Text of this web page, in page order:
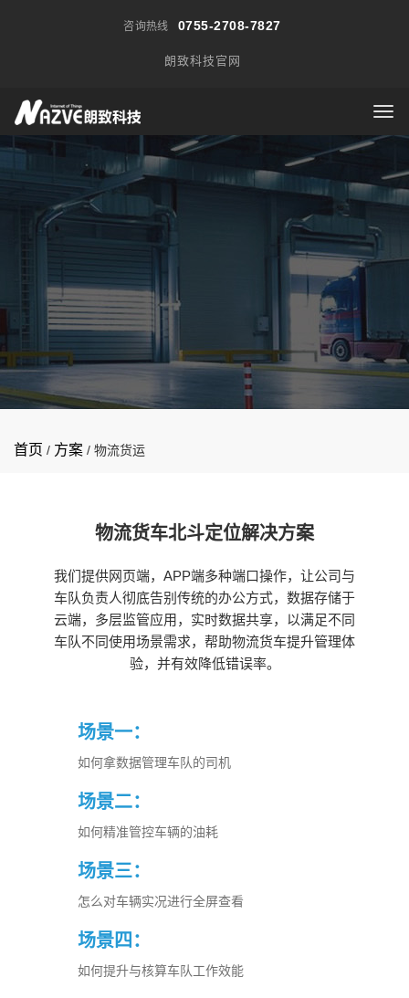
咨询热线 0755-2708-7827
朗致科技官网
首页 / 方案 / 物流货运
物流货车北斗定位解决方案
我们提供网页端，APP端多种端口操作，让公司与
车队负责人彻底告别传统的办公方式，数据存储于
云端，多层监管应用，实时数据共享，以满足不同
车队不同使用场景需求，帮助物流货车提升管理体
验，并有效降低错误率。
场景一：
如何拿数据管理车队的司机
场景二：
如何精准管控车辆的油耗
场景三：
怎么对车辆实况进行全屏查看
场景四：
如何提升与核算车队工作效能